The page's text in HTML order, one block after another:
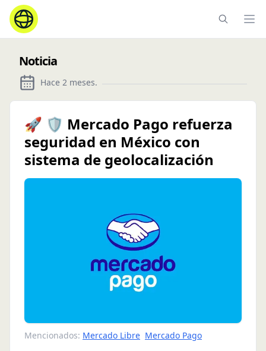
Noticia
Hace 2 meses.
🚀 🛡️ Mercado Pago refuerza
seguridad en México con
sistema de geolocalización
Mencionados: Mercado Libre Mercado Pago